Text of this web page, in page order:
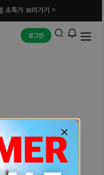
초특가 보러가기 >
로그인
에러입니다.